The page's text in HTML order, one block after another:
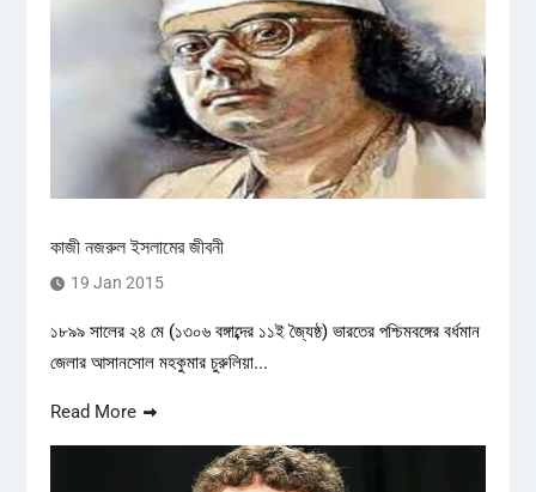
কাজী নজরুল ইসলামের জীবনী
19 Jan 2015
১৮৯৯ সালের ২৪ মে (১৩০৬ বঙ্গাব্দের ১১ই জ্যৈষ্ঠ) ভারতের পশ্চিমবঙ্গের বর্ধমান
জেলার আসানসোল মহকুমার চুরুলিয়া...
Read More